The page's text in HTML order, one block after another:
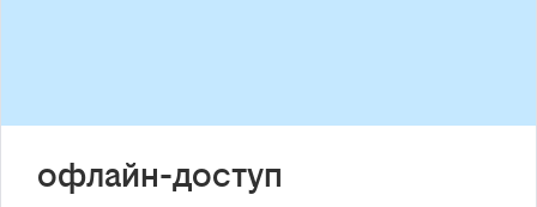
офлайн-доступ